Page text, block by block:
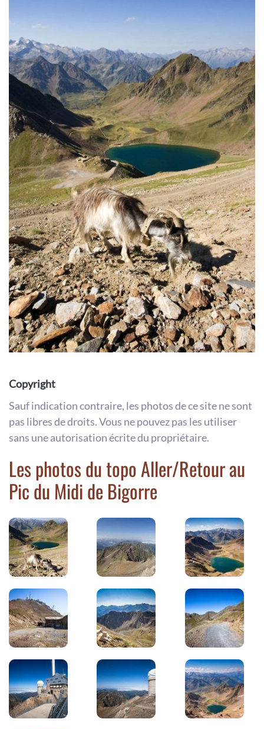
Copyright
Sauf indication contraire, les photos de ce site ne sont
pas libres de droits. Vous ne pouvez pas les utiliser
sans une autorisation écrite du propriétaire.
Les photos du topo Aller/Retour au
Pic du Midi de Bigorre